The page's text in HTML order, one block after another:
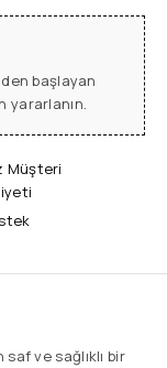
den başlayan
yararlanın.
Müşteri
saf ve sağlıklı bir